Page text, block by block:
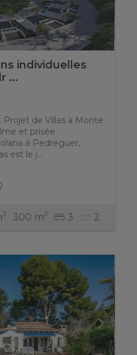
individuelles
...
de Villas à Monte
et prisée
à Pedreguer,
est le j...
2 300 m2 3 2